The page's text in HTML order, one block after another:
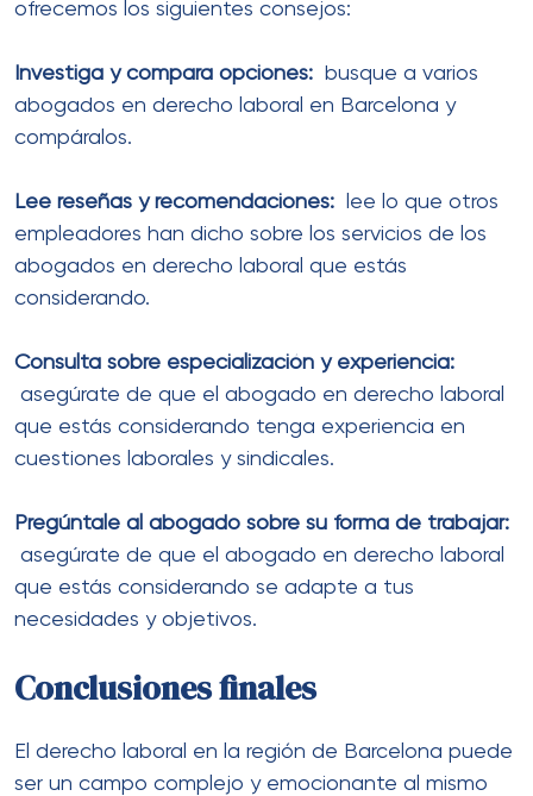
ofrecemos los siguientes consejos:
Investiga y compara opciones:
busque a varios
abogados en derecho laboral en Barcelona y
compáralos.
Lee reseñas y recomendaciones:
lee lo que otros
empleadores han dicho sobre los servicios de los
abogados en derecho laboral que estás
considerando.
Consulta sobre especialización y experiencia:
asegúrate de que el abogado en derecho laboral
que estás considerando tenga experiencia en
cuestiones laborales y sindicales.
Pregúntale al abogado sobre su forma de trabajar:
asegúrate de que el abogado en derecho laboral
que estás considerando se adapte a tus
necesidades y objetivos.
Conclusiones finales
El derecho laboral en la región de Barcelona puede
ser un campo complejo y emocionante al mismo